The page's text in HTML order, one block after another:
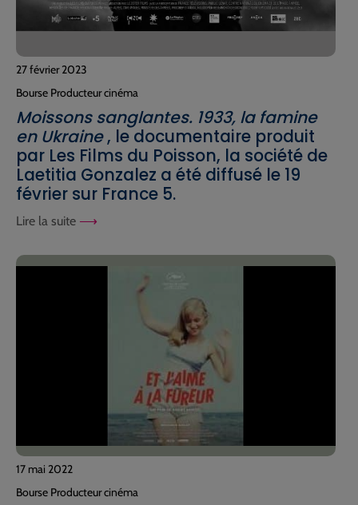
27 février 2023
Bourse Producteur cinéma
Moissons sanglantes. 1933, la famine
en Ukraine, le documentaire produit
par Les Films du Poisson, la société de
Laetitia Gonzalez a été diffusé le 19
février sur France 5.
Lire la suite
17 mai 2022
Bourse Producteur cinéma